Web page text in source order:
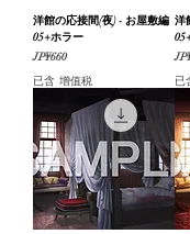
洋館の応接間(夜) - お屋敷編
05+ホラー
價格
JP¥660
已含 增值税
洋
價
已